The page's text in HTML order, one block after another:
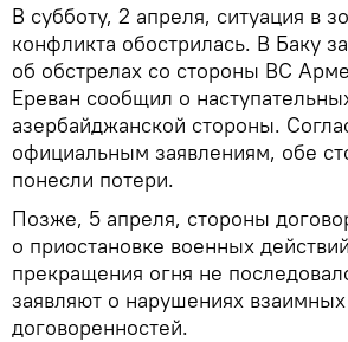
В субботу, 2 апреля, ситуация в
конфликта обострилась. В Баку
об обстрелах со стороны ВС
Ереван сообщил о
азербайджанской стороны.
официальным заявлениям, обе
понесли потери.
Позже, 5 апреля, стороны
о приостановке военных
прекращения огня не
заявляют о нарушениях взаимных
договоренностей.